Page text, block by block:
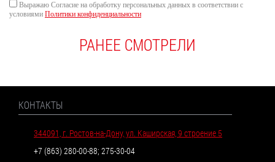
Выражаю Согласие на обработку персональных данных в соответствии с
условиями Политики конфиденциальности
РАНЕЕ СМОТРЕЛИ
КОНТАКТЫ
344091, г. Ростов-на-Дону, ул. Каширская, 9 строение 5
+7 (863) 280-00-88; 275-30-04